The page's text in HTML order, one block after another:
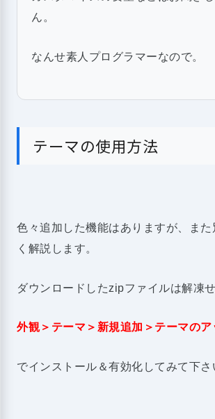
ん。
なんせ素人プログラマーなので。
テーマの使用方法
色々追加した機能はありますが、また
く解説します。
ダウンロードしたzipファイルは解凍
外観＞テーマ＞新規追加＞テーマのア
でインストール＆有効化してみて下さ